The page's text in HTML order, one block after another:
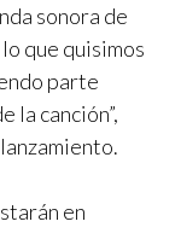
sonora de
que quisimos
parte
la canción”,
en